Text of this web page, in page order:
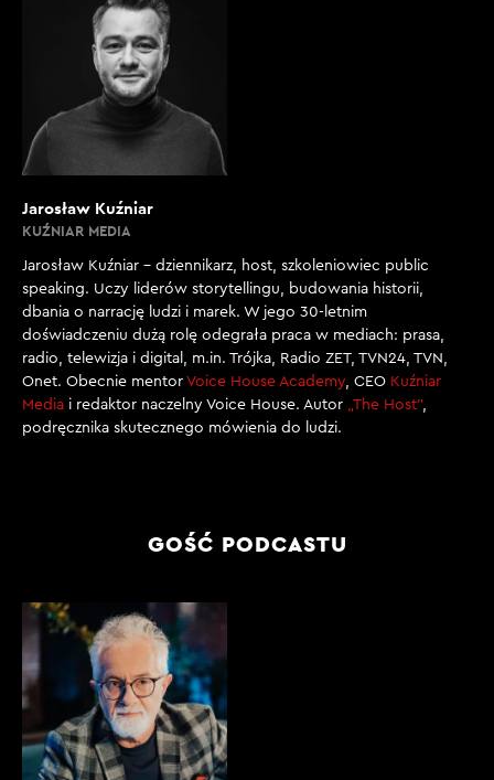
Jarosław Kuźniar
KUŹNIAR MEDIA
Jarosław Kuźniar – dziennikarz, host, szkoleniowiec public
speaking. Uczy liderów storytellingu, budowania historii,
dbania o narrację ludzi i marek. W jego 30-letnim
doświadczeniu dużą rolę odegrała praca w mediach: prasa,
radio, telewizja i digital, m.in. Trójka, Radio ZET, TVN24, TVN,
Onet. Obecnie mentor Voice House Academy, CEO Kuźniar
Media i redaktor naczelny Voice House. Autor „The Host”,
podręcznika skutecznego mówienia do ludzi.
GOŚĆ PODCASTU